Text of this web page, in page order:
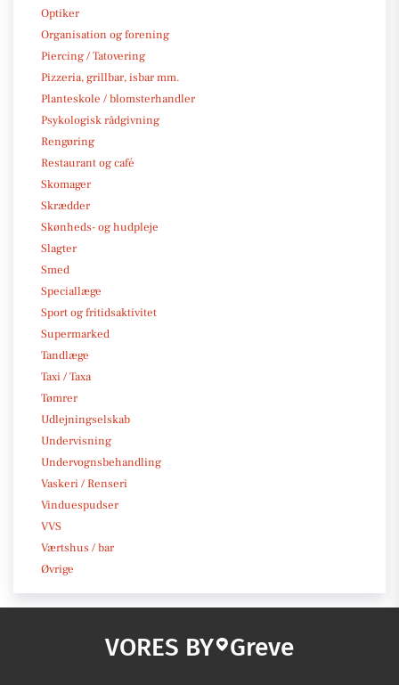
Optiker
Organisation og forening
Piercing / Tatovering
Pizzeria, grillbar, isbar mm.
Planteskole / blomsterhandler
Psykologisk rådgivning
Rengøring
Restaurant og café
Skomager
Skrædder
Skønheds- og hudpleje
Slagter
Smed
Speciallæge
Sport og fritidsaktivitet
Supermarked
Tandlæge
Taxi / Taxa
Tømrer
Udlejningselskab
Undervisning
Undervognsbehandling
Vaskeri / Renseri
Vinduespudser
VVS
Værtshus / bar
Øvrige
VORES BY Greve